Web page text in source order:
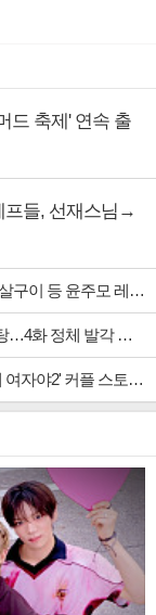
드 축제' 연속 출
프들, 선재스님→
윤주모 레시피 섭렵
체 발각 위기 예고
2' 커플 스토리 편성